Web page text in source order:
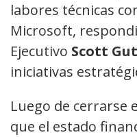
labores técnicas
Microsoft,
Ejecutivo Scott
iniciativas
Luego de cerrarse
que el estado